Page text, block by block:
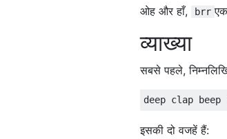
ओह और हाँ,
brr
व्याख्या
सबसे पहले,
इसकी दो वजहें हैं: